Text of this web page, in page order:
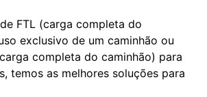
FTL (carga completa do
exclusivo de um caminhão ou
completa do caminhão) para
temos as melhores soluções para